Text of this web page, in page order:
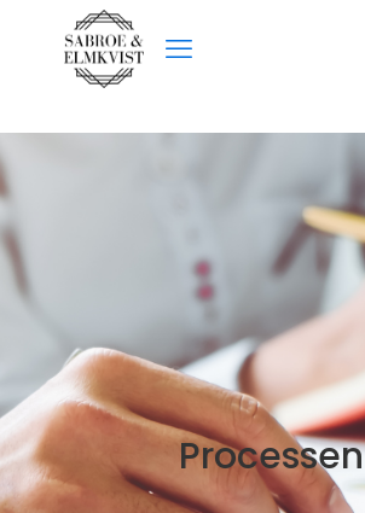
Processen